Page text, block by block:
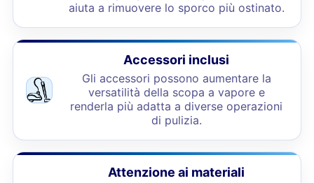
aiuta a rimuovere lo sporco più ostinato.
Accessori inclusi
Gli accessori possono aumentare la
versatilità della scopa a vapore e
renderla più adatta a diverse operazioni
di pulizia.
Attenzione ai materiali